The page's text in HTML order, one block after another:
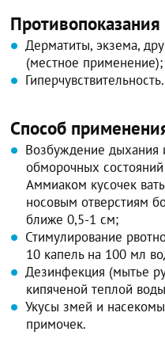
Противопоказания
Дерматиты, экзема,
(местное применение);
Гиперчувствительность.
Способ
Возбуждение дыхания
обморочных
Аммиаком кусочек
носовым отверстиям
ближе 0,5-1 см;
Стимулирование
10 капель на 100 мл
Дезинфекция (мытье
кипяченой теплой
Укусы змей и
примочек.